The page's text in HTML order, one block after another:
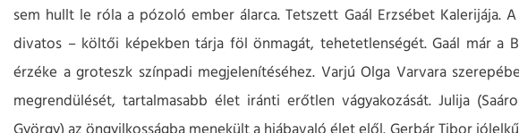
sem hullt le róla a pózoló ember álarca. Tetszett Gaál Erzsébet Kalerijája.
divatos – költői képekben tárja föl önmagát, tehetetlenségét. Gaál már a
érzéke a groteszk színpadi megjelenítéséhez. Varjú Olga Varvara
megrendülését, tartalmasabb élet iránti erőtlen vágyakozását. Julija